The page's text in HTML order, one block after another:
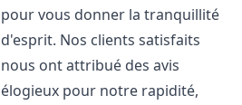
pour vous donner la tranquillité
d'esprit. Nos clients satisfaits
nous ont attribué des avis
élogieux pour notre rapidité,